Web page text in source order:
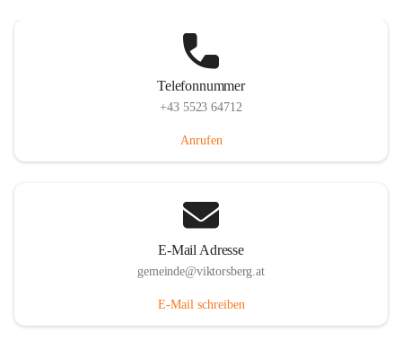
Telefonnummer
+43 5523 64712
Anrufen
E-Mail Adresse
gemeinde@viktorsberg.at
E-Mail schreiben